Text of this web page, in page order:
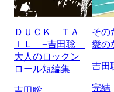
ＤＵＣＫ ＴＡ
ＩＬ −吉田聡
大人のロックン
ロール短編集−
その
愛の
吉田
完結